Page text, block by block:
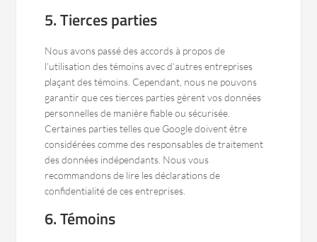
5. Tierces parties
Nous avons passé des accords à propos de
l’utilisation des témoins avec d’autres entreprises
plaçant des témoins. Cependant, nous ne pouvons
garantir que ces tierces parties gèrent vos données
personnelles de manière fiable ou sécurisée.
Certaines parties telles que Google doivent être
considérées comme des responsables de traitement
des données indépendants. Nous vous
recommandons de lire les déclarations de
confidentialité de ces entreprises.
6. Témoins